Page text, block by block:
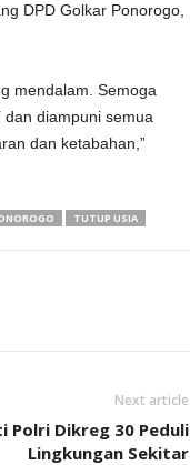
DPD Golkar Ponorogo,
mendalam. Semoga
diampuni semua
dan ketabahan,”
TUTUP USIA
Next article
Polri Dikreg 30 Peduli
Lingkungan Sekitar